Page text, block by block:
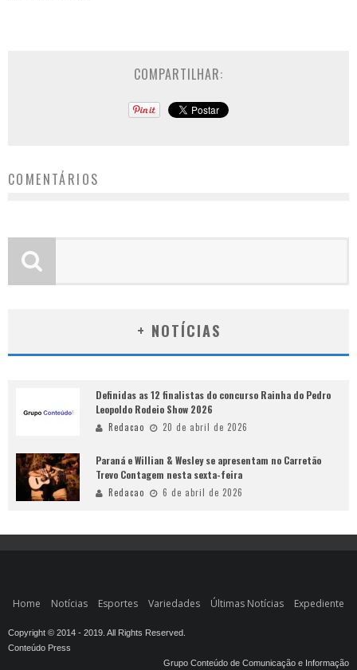
COMPARTILHAR:
COMENTÁRIOS
+ NOTÍCIAS
Definidas as 12 finalistas do concurso Rainha do Pedro
Leopoldo Rodeio Show 2026
Redacao 20 de abril de 2026
Paraná e Willian & Wesley se apresentam no Carretão
Trevo Contagem nesta sexta-feira
Redacao 6 de abril de 2026
Home Notícias Esportes Variedades Últimas Notícias Expediente
Copyright © 2014 - 2019. All Rights Reserved.
Conteúdo Press
Grupo Conteúdo de Comunicação e Informação